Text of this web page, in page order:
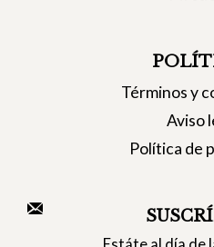
Términos y
Aviso
Política de